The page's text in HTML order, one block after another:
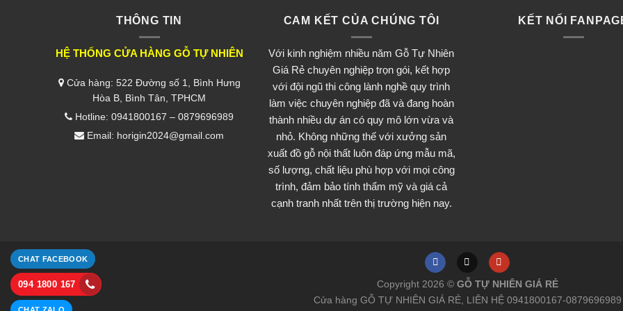
THÔNG TIN
HỆ THỐNG CỬA HÀNG GỖ TỰ NHIÊN
Cửa hàng: 522 Đường số 1, Bình Hưng
Hòa B, Bình Tân, TPHCM
Hotline: 0941800167 – 0879696989
Email: horigin2024@gmail.com
CAM KẾT CỦA CHÚNG TÔI
Với kinh nghiệm nhiều năm Gỗ Tự Nhiên
Giá Rẻ chuyên nghiệp trọn gói, kết hợp
với đội ngũ thi công lành nghề quy trình
làm việc chuyên nghiệp đã và đang hoàn
thành nhiều dự án có quy mô lớn vừa và
nhỏ. Không những thế với xưởng sản
xuất đồ gỗ nội thất luôn đáp ứng mẫu mã,
số lượng, chất liệu phù hợp với mọi công
trình, đảm bảo tính thẩm mỹ và giá cả
cạnh tranh nhất trên thị trường hiện nay.
KẾT NỐI
CHAT FACEBOOK
094 1800 167 Copyright 2026 © GỖ TỰ NHIÊN GIÁ RẺ
Cửa hàng GỖ TỰ NHIÊN GIÁ RẺ, LIÊN HỆ 0941800167-0879696989